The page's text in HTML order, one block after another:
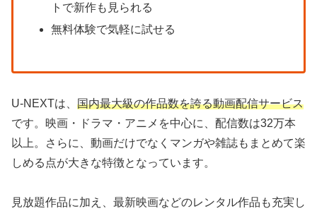
トで新作も見られる
無料体験で気軽に試せる
U-NEXTは、 国内最大級の作品数を誇る動画配信サービス
です。映画・ドラマ・アニメを中心に、配信数は32万本
以上。さらに、動画だけでなくマンガや雑誌もまとめて楽
しめる点が大きな特徴となっています。
見放題作品に加え、最新映画などのレンタル作品も充実し